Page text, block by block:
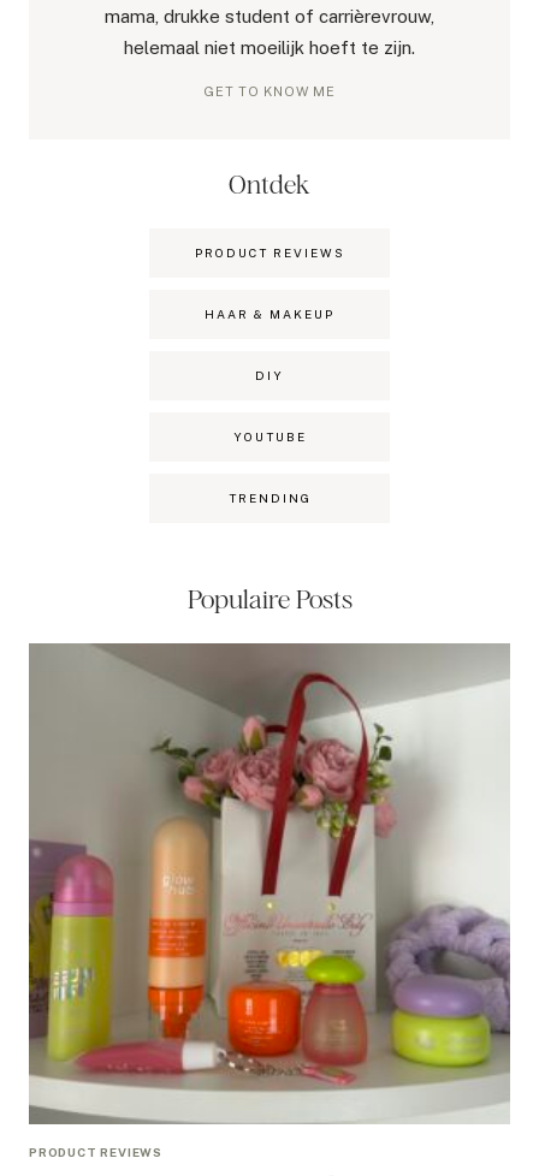
mama, drukke student of carrièrevrouw,
helemaal niet moeilijk hoeft te zijn.
GET TO KNOW ME
Ontdek
PRODUCT REVIEWS
HAAR & MAKEUP
DIY
YOUTUBE
TRENDING
Populaire Posts
PRODUCT REVIEWS